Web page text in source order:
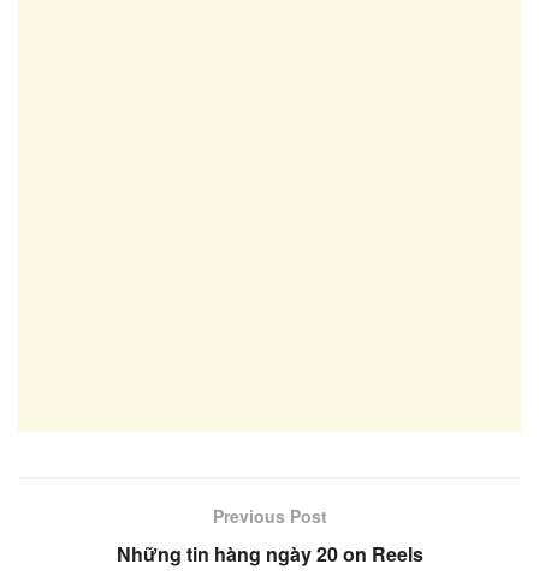
Previous Post
Những tin hàng ngày 20 on Reels